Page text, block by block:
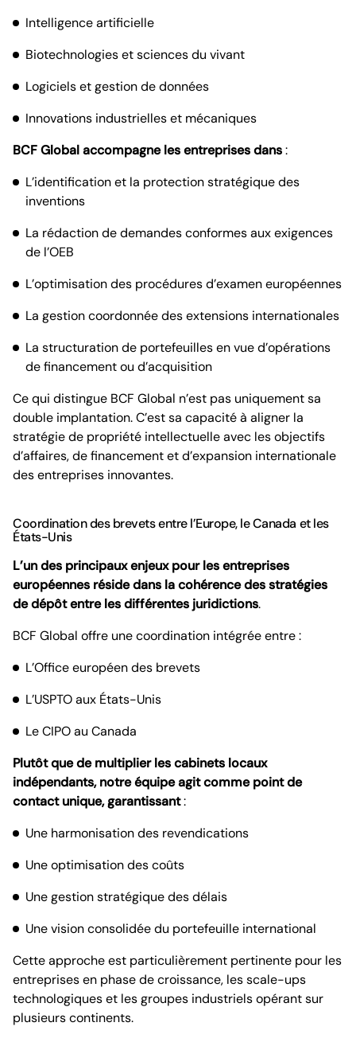
Intelligence artificielle
Biotechnologies et sciences du vivant
Logiciels et gestion de données
Innovations industrielles et mécaniques
BCF Global accompagne les entreprises dans:
L’identification et la protection stratégique des
inventions
La rédaction de demandes conformes aux exigences
de l’OEB
L’optimisation des procédures d’examen européennes
La gestion coordonnée des extensions internationales
La structuration de portefeuilles en vue d’opérations
de financement ou d’acquisition
Ce qui distingue BCF Global n’est pas uniquement sa
double implantation. C’est sa capacité à aligner la
stratégie de propriété intellectuelle avec les objectifs
d’affaires, de financement et d’expansion internationale
des entreprises innovantes.
Coordination des brevets entre l’Europe, le Canada et les
États-Unis
L’un des principaux enjeux pour les entreprises
européennes réside dans la cohérence des stratégies
de dépôt entre les différentes juridictions.
BCF Global offre une coordination intégrée entre :
L’Office européen des brevets
L’USPTO aux États-Unis
Le CIPO au Canada
Plutôt que de multiplier les cabinets locaux
indépendants, notre équipe agit comme point de
contact unique, garantissant:
Une harmonisation des revendications
Une optimisation des coûts
Une gestion stratégique des délais
Une vision consolidée du portefeuille international
Cette approche est particulièrement pertinente pour les
entreprises en phase de croissance, les scale-ups
technologiques et les groupes industriels opérant sur
plusieurs continents.